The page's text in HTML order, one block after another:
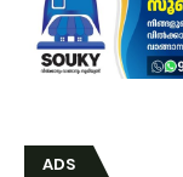
ADS